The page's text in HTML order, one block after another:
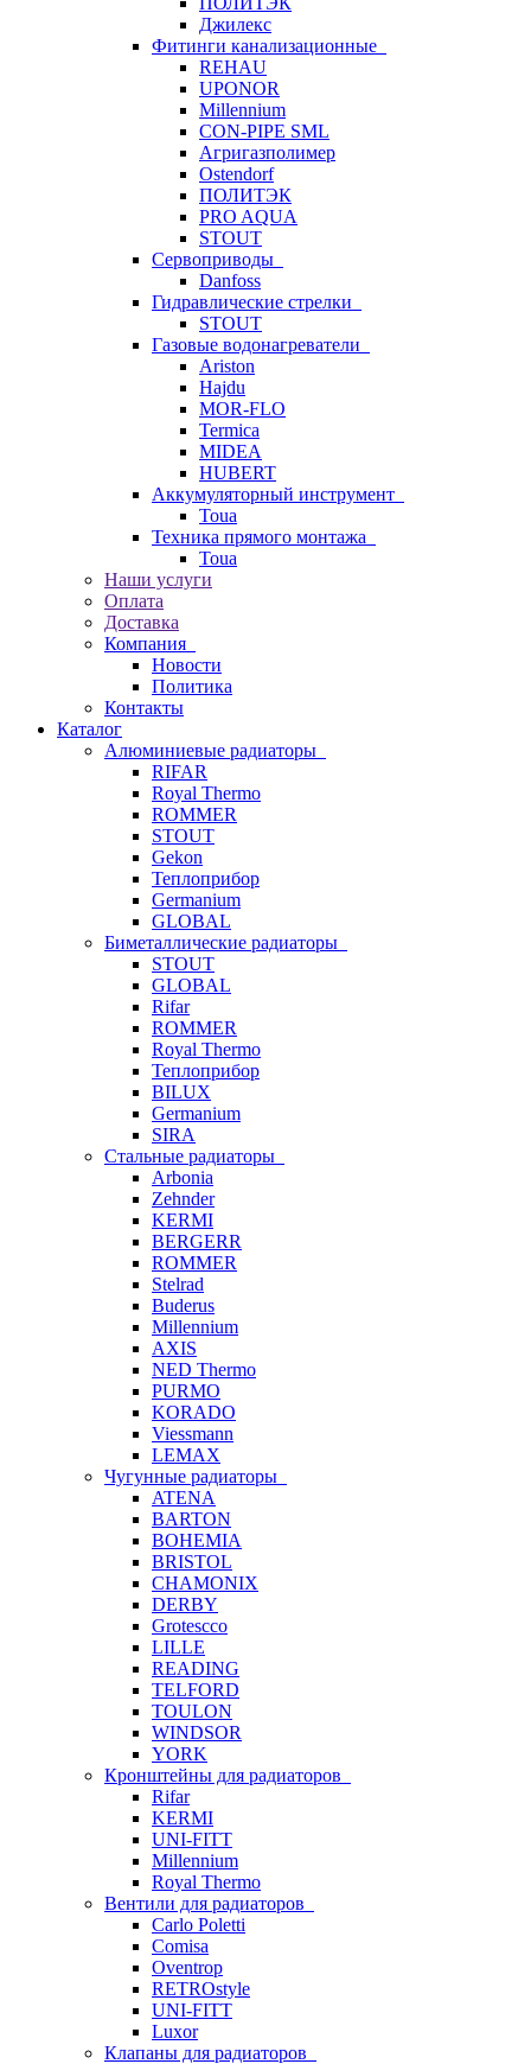
Джилекс
Фитинги канализационные
REHAU
UPONOR
Millennium
CON-PIPE SML
Агригазполимер
Ostendorf
ПОЛИТЭК
PRO AQUA
STOUT
Сервоприводы
Danfoss
Гидравлические стрелки
STOUT
Газовые водонагреватели
Ariston
Hajdu
MOR-FLO
Termica
MIDEA
HUBERT
Аккумуляторный инструмент
Toua
Техника прямого монтажа
Toua
Наши услуги
Оплата
Доставка
Компания
Новости
Политика
Контакты
Каталог
Алюминиевые радиаторы
RIFAR
Royal Thermo
ROMMER
STOUT
Gekon
Теплоприбор
Germanium
GLOBAL
Биметаллические радиаторы
STOUT
GLOBAL
Rifar
ROMMER
Royal Thermo
Теплоприбор
BILUX
Germanium
SIRA
Стальные радиаторы
Arbonia
Zehnder
KERMI
BERGERR
ROMMER
Stelrad
Buderus
Millennium
AXIS
NED Thermo
PURMO
KORADO
Viessmann
LEMAX
Чугунные радиаторы
ATENA
BARTON
BOHEMIA
BRISTOL
CHAMONIX
DERBY
Grotescco
LILLE
READING
TELFORD
TOULON
WINDSOR
YORK
Кронштейны для радиаторов
Rifar
KERMI
UNI-FITT
Millennium
Royal Thermo
Вентили для радиаторов
Carlo Poletti
Comisa
Oventrop
RETROstyle
UNI-FITT
Luxor
Клапаны для радиаторов